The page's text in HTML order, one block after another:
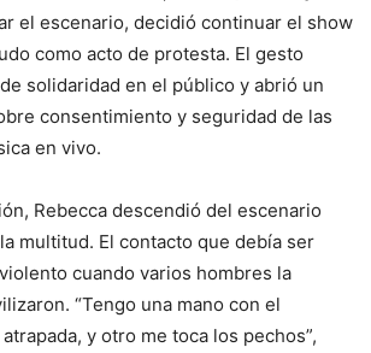
el escenario, decidió continuar el show
como acto de protesta. El gesto
solidaridad en el público y abrió un
consentimiento y seguridad de las
en vivo.
Rebecca descendió del escenario
multitud. El contacto que debía ser
cuando varios hombres la
“Tengo una mano con el
y otro me toca los pechos”,